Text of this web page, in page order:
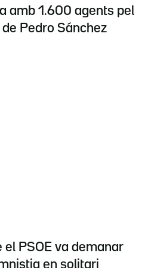
amb 1.600 agents pel
Pedro Sánchez
el PSOE va demanar
en solitari